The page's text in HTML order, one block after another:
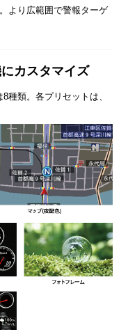
より広範囲で警報ターゲ
カスタマイズ
種類。各プリセットは、